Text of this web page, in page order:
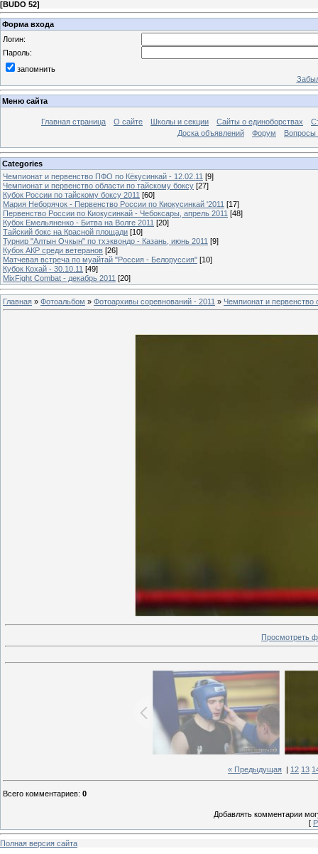
[BUDO 52]
Форма входа
Логин:
Пароль:
запомнить
Меню сайта
Главная страница О сайте Школы и секции Сайты о единоборствах
Доска объявлений
Форум Вопросы
Categories
Чемпионат и первенство ПФО по Кёкусинкай - 12.02.11 [9]
Чемпионат и первенство области по тайскому боксу [27]
Кубок России по тайскому боксу 2011 [60]
Мария Неборячок - Первенство России по Киокусинкай '2011 [17]
Первенство России по Киокусинкай - Чебоксары, апрель 2011 [48]
Кубок Емельяненко - Битва на Волге 2011 [20]
Тайский бокс на Красной площади [10]
Турнир "Алтын Очкын" по тхэквондо - Казань, июнь 2011 [9]
Кубок АКР среди ветеранов [26]
Матчевая встреча по муайтай "Россия - Белоруссия" [10]
Кубок Кохай - 30.10.11 [49]
MixFight Combat - декабрь 2011 [20]
Главная » Фотоальбом » Фотоархивы соревнований - 2011 » Чемпионат и первенство
Просмотреть
« Предыдущая 12 13
Всего комментариев: 0
Добавлять комментарии
[
Полная версия сайта